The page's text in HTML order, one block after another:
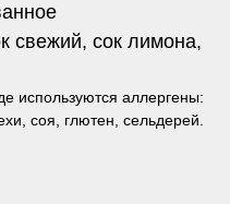
свежий, сок лимона,
используются аллергены:
соя, глютен, сельдерей.